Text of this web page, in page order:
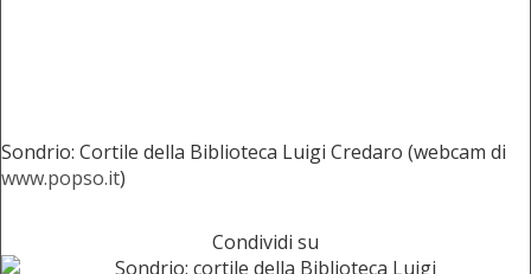
Sondrio: Cortile della Biblioteca Luigi Credaro (webcam di
www.popso.it)
Condividi su